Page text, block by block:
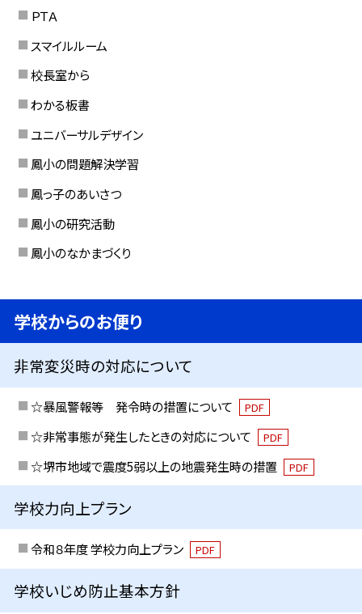
ＰＴＡ
スマイルルーム
校長室から
わかる板書
ユニバーサルデザイン
鳳小の問題解決学習
鳳っ子のあいさつ
鳳小の研究活動
鳳小のなかまづくり
学校からのお便り
非常変災時の対応について
☆暴風警報等 発令時の措置について PDF
☆非常事態が発生したときの対応について PDF
☆堺市地域で震度5弱以上の地震発生時の措置 PDF
学校力向上プラン
令和８年度 学校力向上プラン PDF
学校いじめ防止基本方針